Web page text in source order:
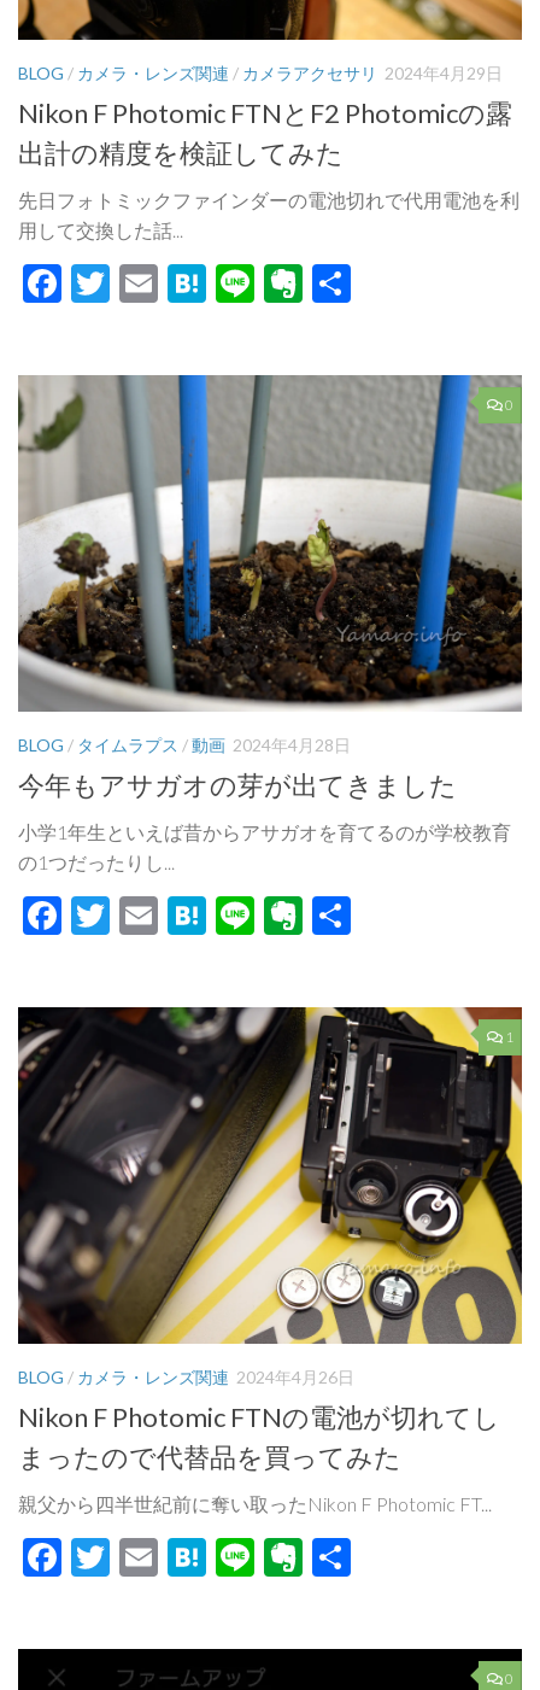
BLOG / カメラ・レンズ関連 / カメラアクセサリ 2024年4月29日
Nikon F Photomic FTNとF2 Photomicの露
出計の精度を検証してみた
先日フォトミックファインダーの電池切れで代用電池を利
用して交換した話...
Facebook
Twitter
EmailHatena
LineEvernote
0
BLOG / タイムラプス /動画 2024年4月28日
今年もアサガオの芽が出てきました
小学1年生といえば昔からアサガオを育てるのが学校教育
の1つだったりし...
Facebook
Twitter
EmailHatena
LineEvernote
1
BLOG / カメラ・レンズ関連 2024年4月26日
Nikon F Photomic FTNの電池が切れてし
まったので代替品を買ってみた
親父から四半世紀前に奪い取ったNikon F Photomic FT...
Facebook
Twitter
EmailHatena
LineEvernote
0